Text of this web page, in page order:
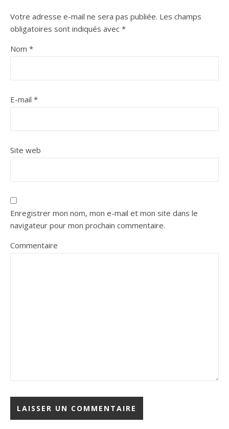
Votre adresse e-mail ne sera pas publiée. Les champs
obligatoires sont indiqués avec *
Nom *
E-mail *
Site web
Enregistrer mon nom, mon e-mail et mon site dans le
navigateur pour mon prochain commentaire.
Commentaire